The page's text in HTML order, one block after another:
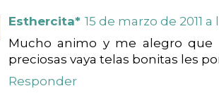
Esthercita* 15 de marzo de 2011 a
Mucho animo y me alegro
preciosas vaya telas bonitas les
Responder